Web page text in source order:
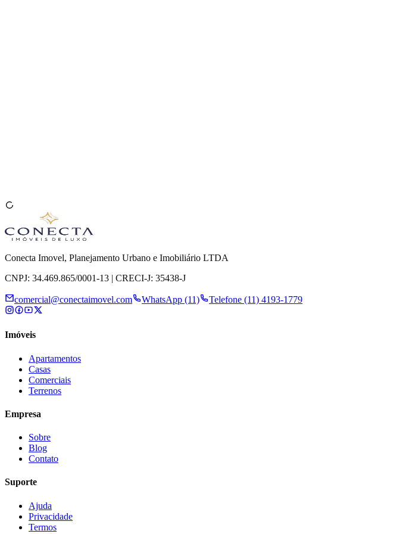
Conecta Imovel, Planejamento Urbano e Imobiliário LTDA
CNPJ: 34.469.865/0001-13 | CRECI-J: 35438-J
comercial@conectaimovel.com WhatsApp (11) Telefone (11) 4193-1779
Imóveis
Apartamentos
Casas
Comerciais
Terrenos
Empresa
Sobre
Blog
Contato
Suporte
Ajuda
Privacidade
Termos